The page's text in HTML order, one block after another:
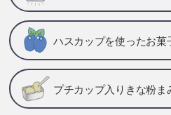
ハスカップを使ったお菓
プチカップ入りきな粉ま